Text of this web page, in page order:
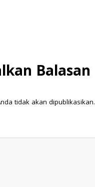
Balasan
tidak akan dipublikasikan.